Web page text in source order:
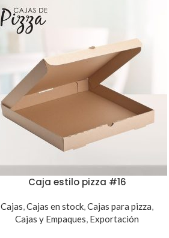
Caja estilo pizza #16
Cajas,Cajas en stock,Cajas para pizza,
Cajas y Empaques, Exportación